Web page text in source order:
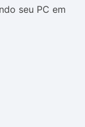
seu PC em